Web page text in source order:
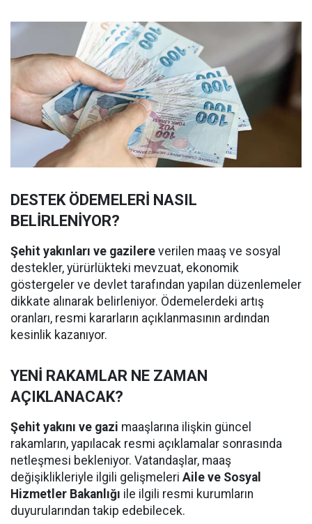
DESTEK ÖDEMELERİ NASIL
BELİRLENİYOR?
Şehit yakınları ve gazilere verilen maaş ve sosyal
destekler, yürürlükteki mevzuat, ekonomik
göstergeler ve devlet tarafından yapılan düzenlemeler
dikkate alınarak belirleniyor. Ödemelerdeki artış
oranları, resmi kararların açıklanmasının ardından
kesinlik kazanıyor.
YENİ RAKAMLAR NE ZAMAN
AÇIKLANACAK?
Şehit yakını ve gazi maaşlarına ilişkin güncel
rakamların, yapılacak resmi açıklamalar sonrasında
netleşmesi bekleniyor. Vatandaşlar, maaş
değişiklikleriyle ilgili gelişmeleri Aile ve Sosyal
Hizmetler Bakanlığı ile ilgili resmi kurumların
duyurularından takip edebilecek.